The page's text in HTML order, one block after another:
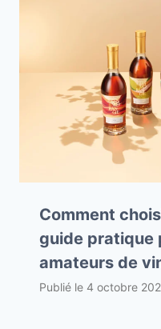
Comment
guide pratique
amateurs de
Publié le 4 octobre